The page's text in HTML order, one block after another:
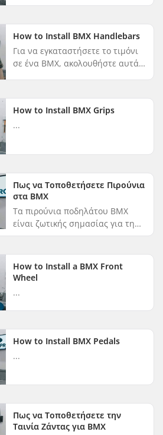
βήμα προς βήμα για την
τοποθέτηση...
How to Install BMX Handlebars
Για να εγκαταστήσετε το τιμόνι
σε ένα BMX, ακολουθήστε αυτά
ένα κλειδί Allen. Τοποθετήστε τ...
How to Install BMX Grips
...
Πως να Τοποθετήσετε Πιρούνια
στα ΒΜΧ
Τα πιρούνια ποδηλάτου BMX
είναι ζωτικής σημασίας για τη
συνολική εμπειρία οδήγησης,
τοποθετούνται σωστά! Σε αυτό
το βίντεο...
How to Install a BMX Front
Wheel
...
How to Install BMX Pedals
...
Πως να Τοποθετήσετε την
Ταινία Ζάντας για ΒΜΧ